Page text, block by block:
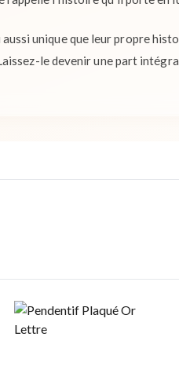
unique que leur propre
le devenir une part